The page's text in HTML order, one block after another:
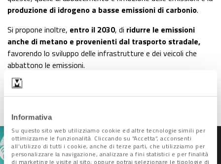
Informativa
Su questo sito web utilizziamo cookie ed altre tecnologie simili per
ottimizzarne le funzionalità. Cliccando su “Accetta”, acconsenti
all’utilizzo di tutti i cookie, anche di terze parti, che utilizziamo per
personalizzare la navigazione, analizzare a fini statistici e per finalità
di marketing le visite al sito; oppure potrai selezionare le tipologie di
produzione di idrogeno a basse emissioni di carbonio.
Si propone inoltre, entro il 2030, di ridurre le emissioni
anche di metano e provenienti dal trasporto stradale,
favorendo lo sviluppo delle infrastrutture e dei veicoli che
abbattono le emissioni.
Vi è infine la richiesta di
che non affrontano la povertà energetica o la giusta
transizione”.
196 Paesi insieme per